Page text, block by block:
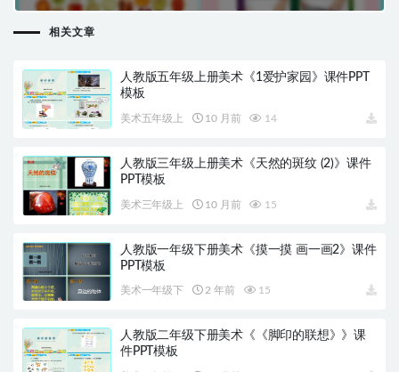
相关文章
人教版五年级上册美术《1爱护家园》课件PPT
模板
美术五年级上 10 月前 14
人教版三年级上册美术《天然的斑纹 (2)》课件
PPT模板
美术三年级上 10 月前 15
人教版一年级下册美术《摸一摸 画一画2》课件
PPT模板
美术一年级下 2 年前 15
人教版二年级下册美术《《脚印的联想》》课
件PPT模板